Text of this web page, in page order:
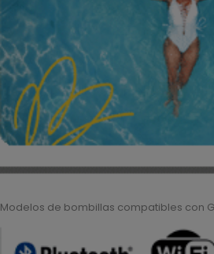
Modelos de bombillas compatibles con